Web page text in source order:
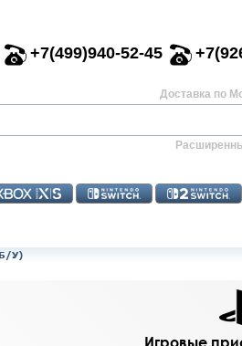
+7(499)940-52-45
Доставка по
У)
Игровые